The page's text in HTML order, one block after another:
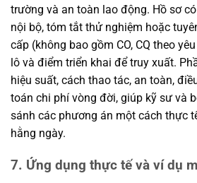
trường và an toàn lao động. Hồ sơ
nội bộ, tóm tắt thử nghiệm hoặc
cấp (không bao gồm CO, CQ theo
lô và điểm triển khai để truy xuất.
hiệu suất, cách thao tác, an toàn,
toán chi phí vòng đời, giúp kỹ sư và
sánh các phương án một cách thực
hằng ngày.
7. Ứng dụng thực tế và ví dụ